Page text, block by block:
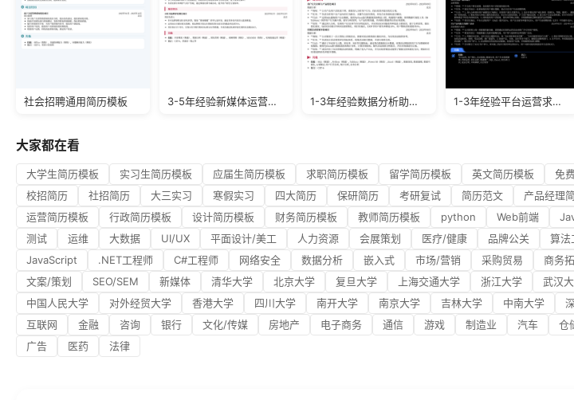
社会招聘通用简历模板 3-5年经验新媒体运营负责人简历模板 1-3年经验数据分析助理求职模板 1-3年经验平台运营求职简历
大家都在看
大学生简历模板 实习生简历模板 应届生简历模板 求职简历模板 留学简历模板 英文简历模板 免
校招简历
社招简历 大三实习 寒假实习 四大简历 保研简历 考研复试 简历范文 产品经理
运营简历模板
行政简历模板 设计简历模板 财务简历模板 教师简历模板 python Web前端
测试
运维 大数据 UI/UX 平面设计/美工 人力资源 会展策划 医疗/健康 品牌公关 算法
JavaScript
.NET工程师 C#工程师 网络安全 数据分析 嵌入式 市场/营销 采购贸易 商务
文案/策划
SEO/SEM 新媒体 清华大学 北京大学 复旦大学 上海交通大学 浙江大学 武汉
中国人民大学
对外经贸大学 香港大学 四川大学 南开大学 南京大学 吉林大学 中南大学
互联网
金融 咨询 银行 文化/传媒 房地产 电子商务 通信 游戏 制造业 汽车 仓
广告
医药 法律